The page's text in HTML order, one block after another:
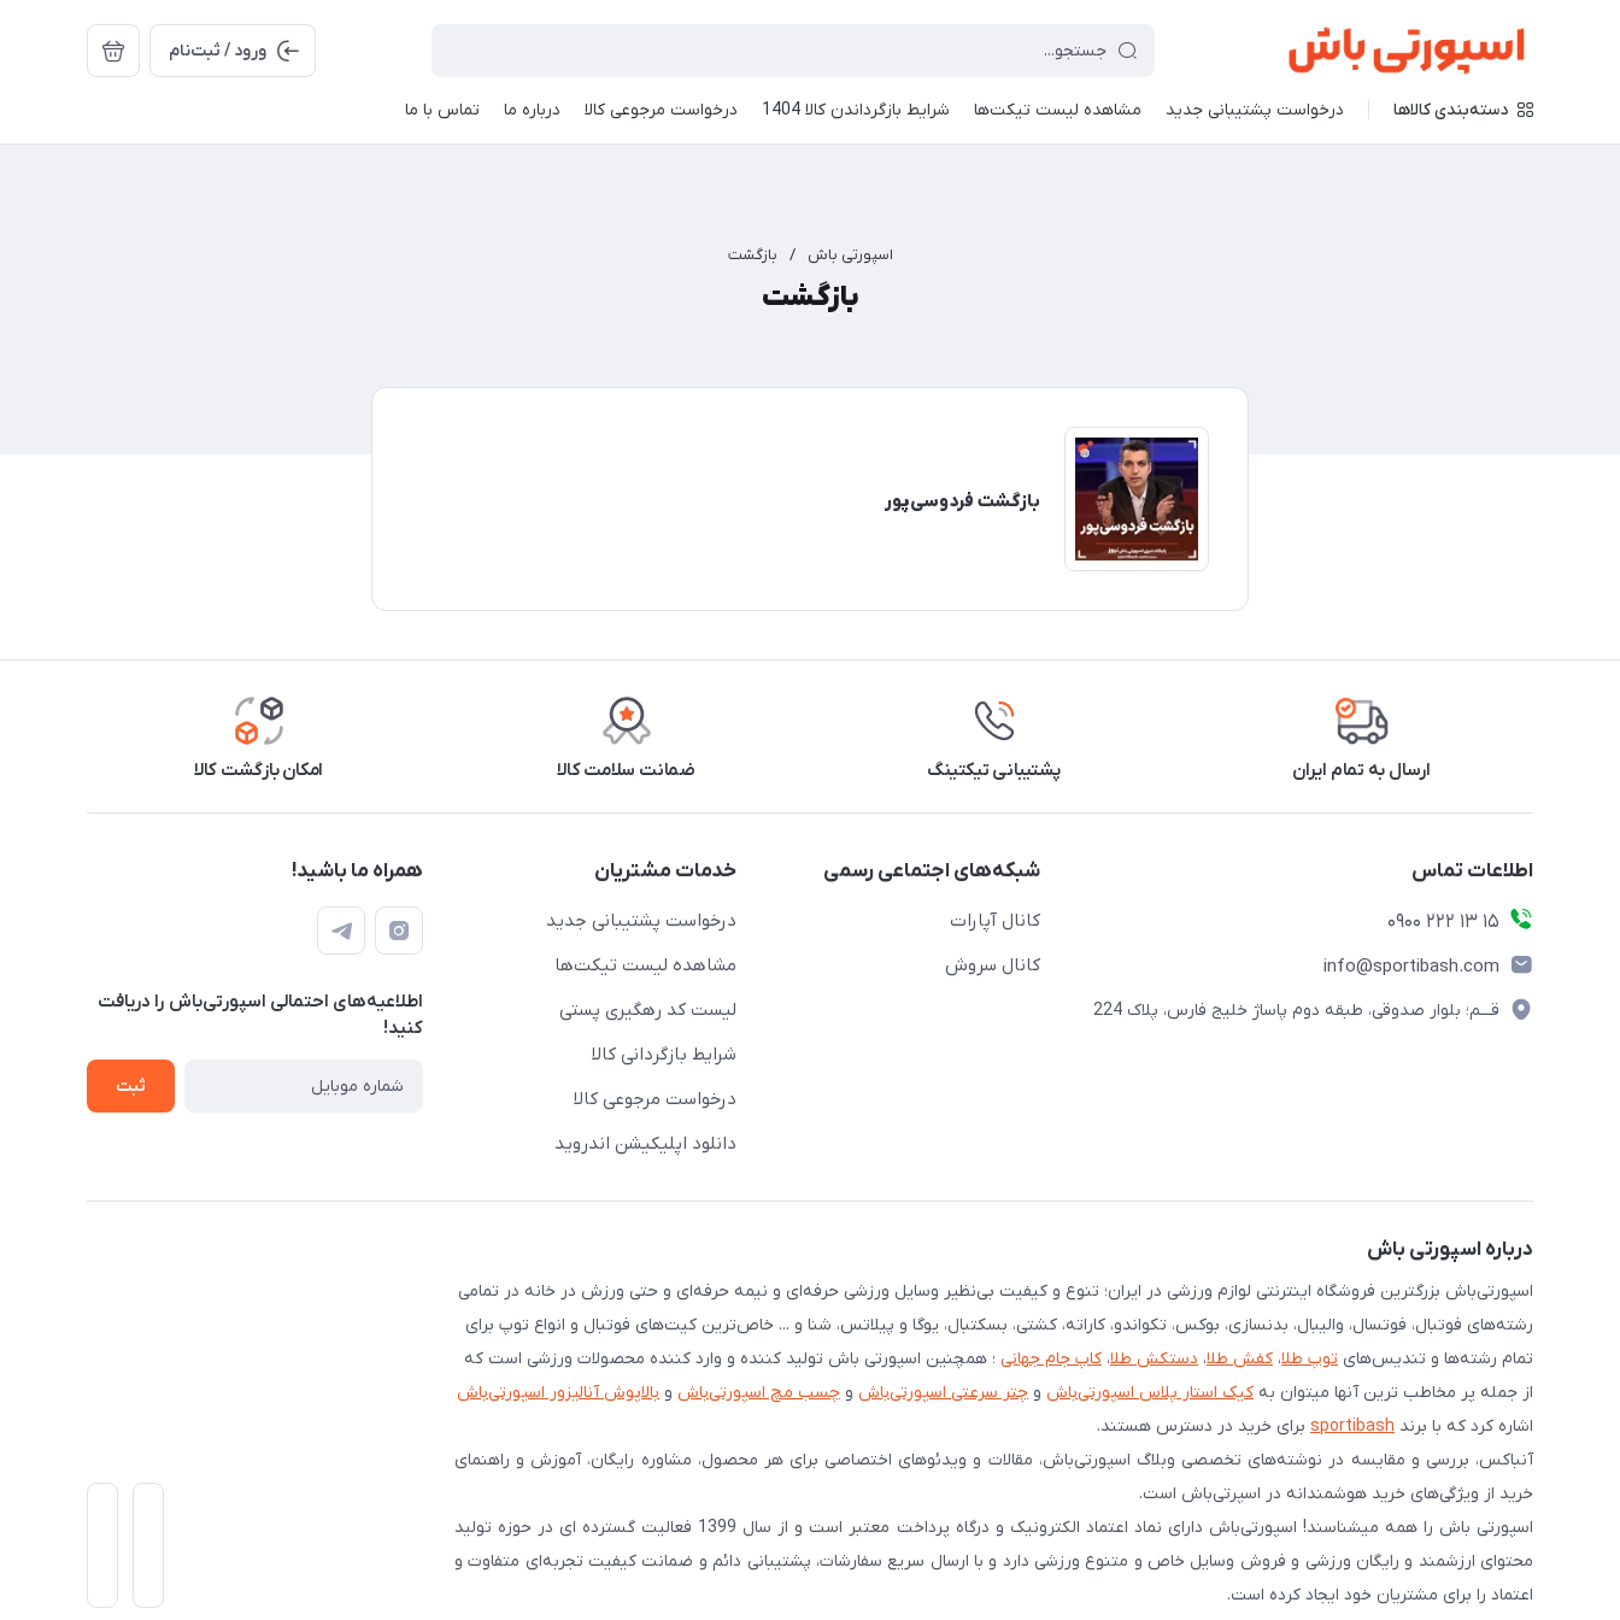
ورود / ثبت‌نام
دسته‌بندی کالاها درخواست پشتیبانی جدید مشاهده لیست تیکت‌ها شرایط بازگرداندن کالا 1404 درخواست مرجوعی کالا درباره ما تماس با ما
اسپورتی باش / بازگشت
بازگشت
بازگشت فردوسی‌پور
ارسال به تمام ایران پشتیبانی تیکتینگ ضمانت سلامت کالا امکان بازگشت کالا
اطلاعات تماس
15 13 222 0900
info@sportibash.com
قـــم؛ بلوار صدوقی، طبقه دوم پاساژ خلیج فارس، پلاک 224
شبکه‌های اجتماعی رسمی
کانال آپارات
کانال سروش
خدمات مشتریان
درخواست پشتیبانی جدید
مشاهده لیست تیکت‌ها
لیست کد رهگیری پستی
شرایط بازگردانی کالا
درخواست مرجوعی کالا
دانلود اپلیکیشن اندروید
همراه ما باشید!
اطلاعیه‌های احتمالی اسپورتی‌باش را دریافت
کنید!
ثبت
درباره اسپورتی باش
اسپورتی‌باش بزرگترین فروشگاه اینترنتی لوازم ورزشی در ایران؛ تنوع و کیفیت بی‌نظیر وسایل ورزشی حرفه‌ای و نیمه حرفه‌ای و حتی ورزش در خانه در تمامی
رشته‌های فوتبال، فوتسال، والیبال، بدنسازی، بوکس، تکواندو، کاراته، کشتی، بسکتبال، یوگا و پیلاتس، شنا و ... خاص‌ترین کیت‌های فوتبال و انواع توپ برای
تمام رشته‌ها و تندیس‌های توپ طلا، کفش طلا، دستکش طلا، کاپ جام جهانی ؛ همچنین اسپورتی باش تولید کننده و وارد کننده محصولات ورزشی است که
از جمله پر مخاطب ترین آنها میتوان به کیک استار پلاس اسپورتی‌باش و چتر سرعتی اسپورتی‌باش و چسب مچ اسپورتی‌باش و بالاپوش آنالیزور اسپورتی‌باش
اشاره کرد که با برند sportibash برای خرید در دسترس هستند.
آنباکس، بررسی‌ و مقایسه در نوشته‌های تخصصی وبلاگ اسپورتی‌باش، مقالات و ویدئوهای اختصاصی برای هر محصول، مشاوره رایگان، آموزش و راهنمای
خرید از ویژگی‌های خرید هوشمندانه در اسپرتی‌باش است.
اسپورتی‌ باش را همه میشناسند! اسپورتی‌باش دارای نماد اعتماد الکترونیک و درگاه پرداخت معتبر است و از سال 1399 فعالیت گسترده ای در حوزه تولید
محتوای ارزشمند و رایگان ورزشی و فروش وسایل خاص و متنوع ورزشی دارد و با ارسال سریع سفارشات، پشتیبانی دائم و ضمانت کیفیت تجربه‌ای متفاوت و
اعتماد را برای مشتریان خود ایجاد کرده است.